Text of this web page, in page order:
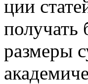
ции
размеры